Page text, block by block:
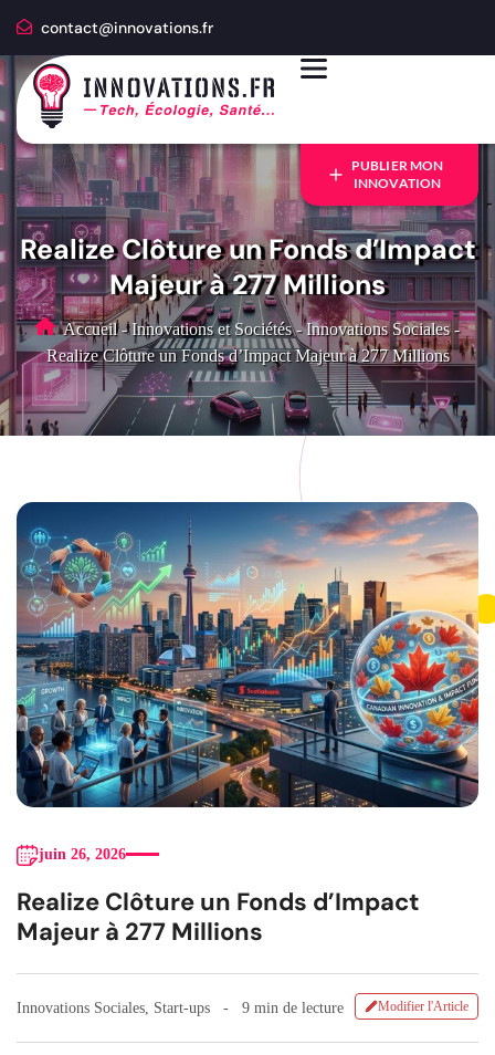
contact@innovations.fr
PUBLIER MON
INNOVATION
Realize Clôture un Fonds d’Impact
Majeur à 277 Millions
Accueil - Innovations et Sociétés - Innovations Sociales -
Realize Clôture un Fonds d’Impact Majeur à 277 Millions
juin 26, 2026
Realize Clôture un Fonds d’Impact
Majeur à 277 Millions
Innovations Sociales Start-ups 9 min de lecture Modifier l'Article